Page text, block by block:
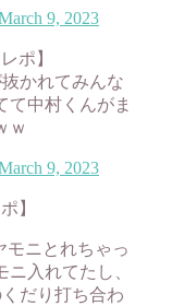
9, 2023
ポ】
かれてみんな
中村くんがま
ｗ
9, 2023
】
モニとれちゃっ
入れてたし、
だり打ち合わ